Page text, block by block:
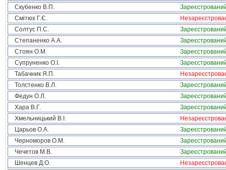
Скубенко В.П.
Смітюх Г.Є.
Солтус П.С.
Степаненко А.А.
Стоян О.М.
Супруненко О.І.
Табачник Я.П.
Толстенко В.Л.
Федун О.Л.
Хара В.Г.
Хмельницький В.І.
Царьов О.А.
Черноморов О.М.
Чечетов М.В.
Шенцев Д.О.